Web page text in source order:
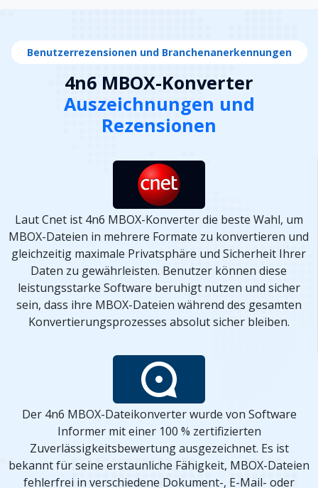
Benutzerrezensionen und Branchenanerkennungen
4n6 MBOX-Konverter
Auszeichnungen und
Rezensionen
Laut Cnet ist 4n6 MBOX-Konverter die beste Wahl, um
MBOX-Dateien in mehrere Formate zu konvertieren und
gleichzeitig maximale Privatsphäre und Sicherheit Ihrer
Daten zu gewährleisten. Benutzer können diese
leistungsstarke Software beruhigt nutzen und sicher
sein, dass ihre MBOX-Dateien während des gesamten
Konvertierungsprozesses absolut sicher bleiben.
Der 4n6 MBOX-Dateikonverter wurde von Software
Informer mit einer 100 % zertifizierten
Zuverlässigkeitsbewertung ausgezeichnet. Es ist
bekannt für seine erstaunliche Fähigkeit, MBOX-Dateien
fehlerfrei in verschiedene Dokument-, E-Mail- oder